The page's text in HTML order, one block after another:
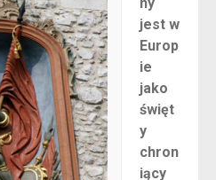
jest w
Europ
ie
jako
święt
y
chron
iący